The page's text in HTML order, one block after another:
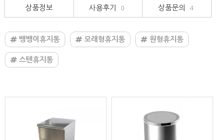
상품정보 사용후기 0 상품문의 4
뱅뱅이휴지통 모래형휴지통 원형휴지통
스텐휴지통